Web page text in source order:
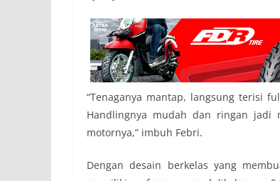
“Tenaganya mantap, langsung terisi
Handlingnya mudah dan ringan
motornya,” imbuh Febri.
Dengan desain berkelas yang